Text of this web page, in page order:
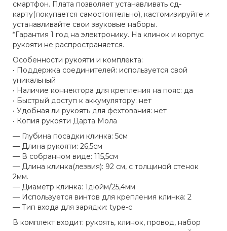
смартфон. Плата позволяет устанавливать сд-
карту(покупается самостоятельно), кастомизируйте и
устанавливайте свои звуковые наборы.
*Гарантия 1 год на электронику. На клинок и корпус
рукояти не распространяется.
Особенности рукояти и комплекта:
• Поддержка соединителей: используется свой
уникальный
• Наличие коннектора для крепления на пояс: да
• Быстрый доступ к аккумулятору: нет
• Удобная ли рукоять для фехтования: нет
• Копия рукояти Дарта Мола
— Глубина посадки клинка: 5см
— Длина рукояти: 26,5см
— В собранном виде: 115,5см
— Длина клинка(лезвия): 92 см, с толщиной стенок
2мм.
— Диаметр клинка: 1дюйм/25,4мм
— Используется винтов для крепления клинка: 2
— Тип входа для зарядки: type-c
В комплект входит: рукоять, клинок, провод, набор